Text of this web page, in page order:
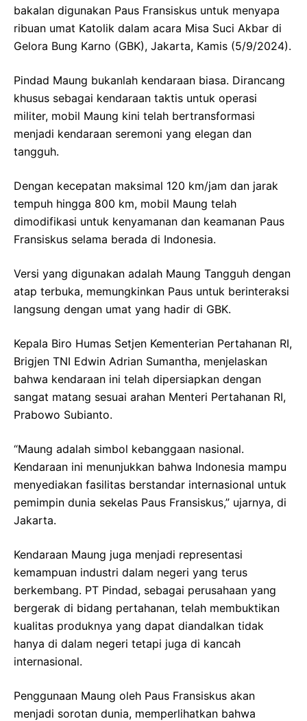
bakalan digunakan Paus Fransiskus untuk menyapa
ribuan umat Katolik dalam acara Misa Suci Akbar di
Gelora Bung Karno (GBK), Jakarta, Kamis (5/9/2024).
Pindad Maung bukanlah kendaraan biasa. Dirancang
khusus sebagai kendaraan taktis untuk operasi
militer, mobil Maung kini telah bertransformasi
menjadi kendaraan seremoni yang elegan dan
tangguh.
Dengan kecepatan maksimal 120 km/jam dan jarak
tempuh hingga 800 km, mobil Maung telah
dimodifikasi untuk kenyamanan dan keamanan Paus
Fransiskus selama berada di Indonesia.
Versi yang digunakan adalah Maung Tangguh dengan
atap terbuka, memungkinkan Paus untuk berinteraksi
langsung dengan umat yang hadir di GBK.
Kepala Biro Humas Setjen Kementerian Pertahanan RI,
Brigjen TNI Edwin Adrian Sumantha, menjelaskan
bahwa kendaraan ini telah dipersiapkan dengan
sangat matang sesuai arahan Menteri Pertahanan RI,
Prabowo Subianto.
“Maung adalah simbol kebanggaan nasional.
Kendaraan ini menunjukkan bahwa Indonesia mampu
menyediakan fasilitas berstandar internasional untuk
pemimpin dunia sekelas Paus Fransiskus,” ujarnya, di
Jakarta.
Kendaraan Maung juga menjadi representasi
kemampuan industri dalam negeri yang terus
berkembang. PT Pindad, sebagai perusahaan yang
bergerak di bidang pertahanan, telah membuktikan
kualitas produknya yang dapat diandalkan tidak
hanya di dalam negeri tetapi juga di kancah
internasional.
Penggunaan Maung oleh Paus Fransiskus akan
menjadi sorotan dunia, memperlihatkan bahwa